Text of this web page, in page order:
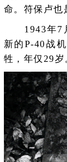
命。符保卢也
1943年7月
新的P-40战
牲，年仅29岁